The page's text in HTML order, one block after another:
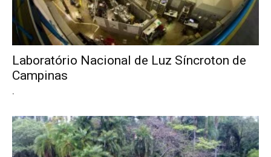
Laboratório Nacional de Luz Síncroton de
Campinas
.